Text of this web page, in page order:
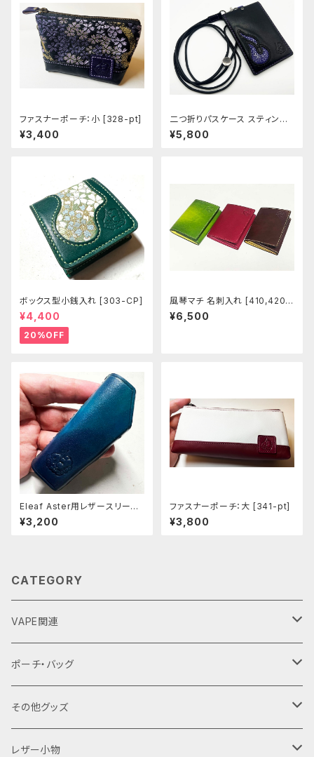
ファスナーポーチ：小 [328-pt]
¥3,400
二つ折りパスケース スティング
レイ [448]
¥5,800
ボックス型小銭入れ [303-CP]
¥4,400
20%OFF
風琴マチ 名刺入れ [410,420-
421]
¥6,500
Eleaf Aster用レザースリーブ
[397-as]
¥3,200
ファスナーポーチ：大 [341-pt]
¥3,800
CATEGORY
VAPE関連
バッテリーケース
18650用
18350用
VAPEデバイス用スリーブ・ケース
iStick Pico 75w
ポーチ・バッグ
ファスナーポーチ
L字ファスナーポーチ
巾着バッグ
その他グッズ
Tシャツ
レザー小物